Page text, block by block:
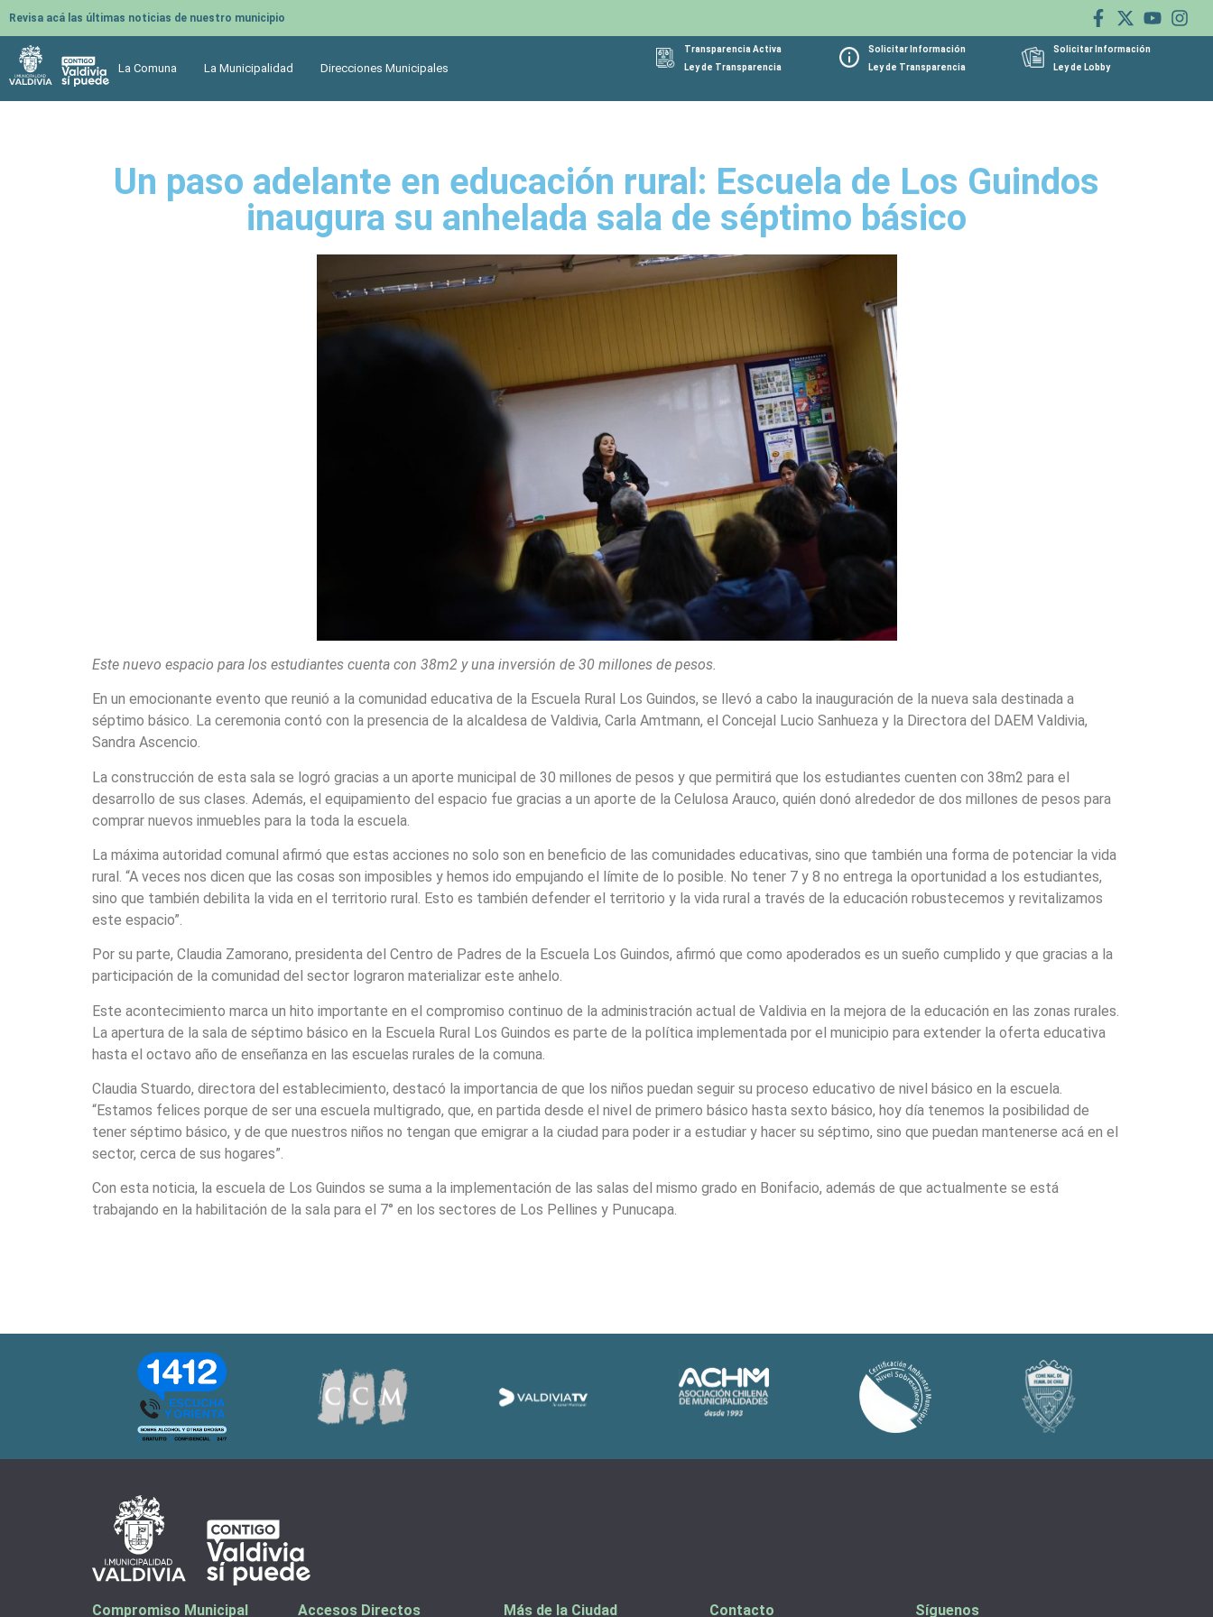
Revisa acá las últimas noticias de nuestro municipio
La Comuna La Municipalidad Direcciones Municipales
Transparencia Activa
Ley de Transparencia
Solicitar Información
Ley de Transparencia
Solicitar Información
Ley de Lobby
Un paso adelante en educación rural: Escuela de Los Guindos
inaugura su anhelada sala de séptimo básico
Este nuevo espacio para los estudiantes cuenta con 38m2 y una inversión de 30 millones de pesos.
En un emocionante evento que reunió a la comunidad educativa de la Escuela Rural Los Guindos, se llevó a cabo la inauguración de la nueva sala destinada a
séptimo básico. La ceremonia contó con la presencia de la alcaldesa de Valdivia, Carla Amtmann, el Concejal Lucio Sanhueza y la Directora del DAEM Valdivia,
Sandra Ascencio.
La construcción de esta sala se logró gracias a un aporte municipal de 30 millones de pesos y que permitirá que los estudiantes cuenten con 38m2 para el
desarrollo de sus clases. Además, el equipamiento del espacio fue gracias a un aporte de la Celulosa Arauco, quién donó alrededor de dos millones de pesos para
comprar nuevos inmuebles para la toda la escuela.
La máxima autoridad comunal afirmó que estas acciones no solo son en beneficio de las comunidades educativas, sino que también una forma de potenciar la vida
rural. “A veces nos dicen que las cosas son imposibles y hemos ido empujando el límite de lo posible. No tener 7 y 8 no entrega la oportunidad a los estudiantes,
sino que también debilita la vida en el territorio rural. Esto es también defender el territorio y la vida rural a través de la educación robustecemos y revitalizamos
este espacio”.
Por su parte, Claudia Zamorano, presidenta del Centro de Padres de la Escuela Los Guindos, afirmó que como apoderados es un sueño cumplido y que gracias a la
participación de la comunidad del sector lograron materializar este anhelo.
Este acontecimiento marca un hito importante en el compromiso continuo de la administración actual de Valdivia en la mejora de la educación en las zonas rurales.
La apertura de la sala de séptimo básico en la Escuela Rural Los Guindos es parte de la política implementada por el municipio para extender la oferta educativa
hasta el octavo año de enseñanza en las escuelas rurales de la comuna.
Claudia Stuardo, directora del establecimiento, destacó la importancia de que los niños puedan seguir su proceso educativo de nivel básico en la escuela.
“Estamos felices porque de ser una escuela multigrado, que, en partida desde el nivel de primero básico hasta sexto básico, hoy día tenemos la posibilidad de
tener séptimo básico, y de que nuestros niños no tengan que emigrar a la ciudad para poder ir a estudiar y hacer su séptimo, sino que puedan mantenerse acá en el
sector, cerca de sus hogares”.
Con esta noticia, la escuela de Los Guindos se suma a la implementación de las salas del mismo grado en Bonifacio, además de que actualmente se está
trabajando en la habilitación de la sala para el 7° en los sectores de Los Pellines y Punucapa.
Compromiso Municipal Accesos Directos Más de la Ciudad Contacto Síguenos